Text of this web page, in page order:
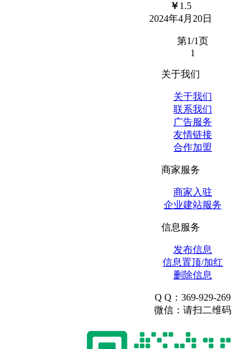
￥1.5
2024年4月20日
第1/1页
1
关于我们
关于我们
联系我们
广告服务
友情链接
合作加盟
商家服务
商家入驻
企业建站服务
信息服务
发布信息
信息置顶/加红
删除信息
Q Q：369-929-269
微信：请扫二维码